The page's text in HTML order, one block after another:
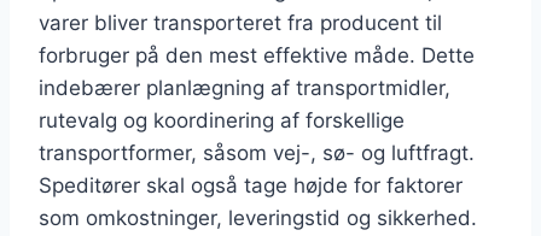
varer bliver transporteret fra producent til
forbruger på den mest effektive måde. Dette
indebærer planlægning af transportmidler,
rutevalg og koordinering af forskellige
transportformer, såsom vej-, sø- og luftfragt.
Speditører skal også tage højde for faktorer
som omkostninger, leveringstid og sikkerhed.